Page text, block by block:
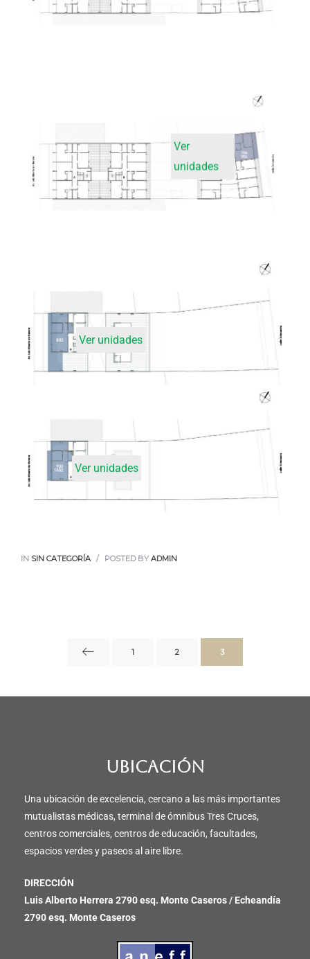
Ver
unidades
Ver unidades
Ver unidades
IN SIN CATEGORÍA POSTED BY ADMIN
1 2 3
UBICACIÓN
Una ubicación de excelencia, cercano a las más importantes
mutualistas médicas, terminal de ómnibus Tres Cruces,
centros comerciales, centros de educación, facultades,
espacios verdes y paseos al aire libre.
DIRECCIÓN
Luis Alberto Herrera 2790 esq. Monte Caseros / Echeandía
2790 esq. Monte Caseros